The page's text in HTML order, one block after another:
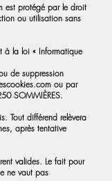
est protégé par le droit
ou utilisation sans
à la loi « Informatique
de suppression
ou par
SOMMIÈRES.
Tout différend relèvera
après tentative
valides. Le fait pour
ne vaut pas